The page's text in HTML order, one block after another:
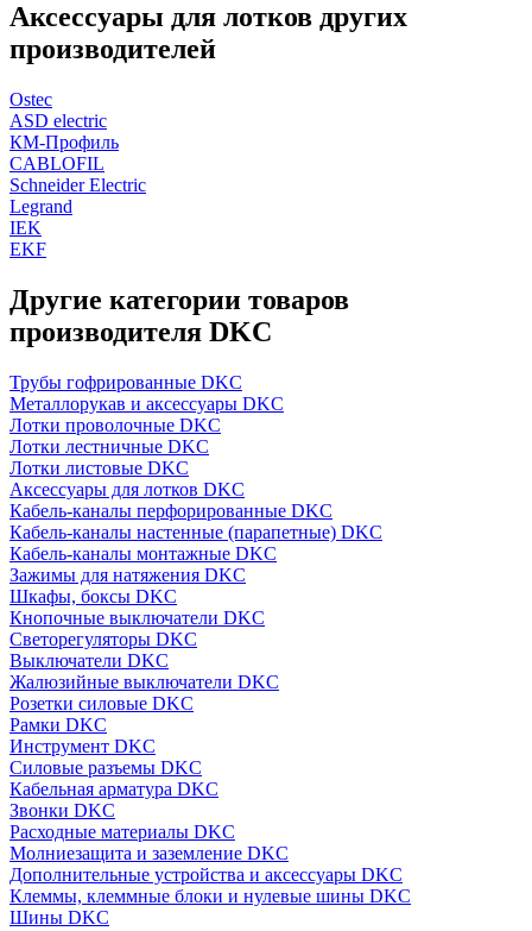
Аксессуары для лотков других
производителей
Ostec
ASD electric
КМ-Профиль
CABLOFIL
Schneider Electric
Legrand
IEK
EKF
Другие категории товаров
производителя DKC
Трубы гофрированные DKC
Металлорукав и аксессуары DKC
Лотки проволочные DKC
Лотки лестничные DKC
Лотки листовые DKC
Аксессуары для лотков DKC
Кабель-каналы перфорированные DKC
Кабель-каналы настенные (парапетные) DKC
Кабель-каналы монтажные DKC
Зажимы для натяжения DKC
Шкафы, боксы DKC
Кнопочные выключатели DKC
Светорегуляторы DKC
Выключатели DKC
Жалюзийные выключатели DKC
Розетки силовые DKC
Рамки DKC
Инструмент DKC
Силовые разъемы DKC
Кабельная арматура DKC
Звонки DKC
Расходные материалы DKC
Молниезащита и заземление DKC
Дополнительные устройства и аксессуары DKC
Клеммы, клеммные блоки и нулевые шины DKC
Шины DKC